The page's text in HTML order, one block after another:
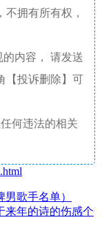
拥有所有权，
内容， 请发送
【投诉删除】可
何违法的相关
歌手名单）
来年的诗的伤感个